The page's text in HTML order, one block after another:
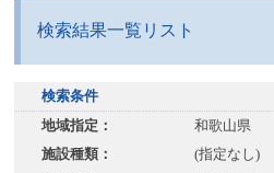
検索結果一覧リスト
検索条件
地域指定：
和歌山県
施設種類：
(指定なし)